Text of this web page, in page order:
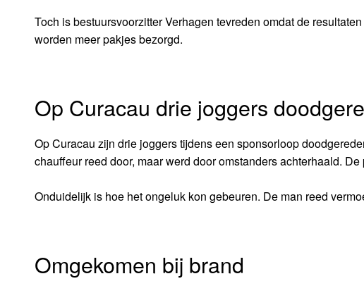
Toch is bestuursvoorzitter Verhagen tevreden omdat de
worden meer pakjes bezorgd.
Op Curacau drie joggers
Op Curacau zijn drie joggers tijdens een sponsorloop
chauffeur reed door, maar werd door omstanders achterhaald.
Onduidelijk is hoe het ongeluk kon gebeuren. De man reed
Omgekomen bij brand